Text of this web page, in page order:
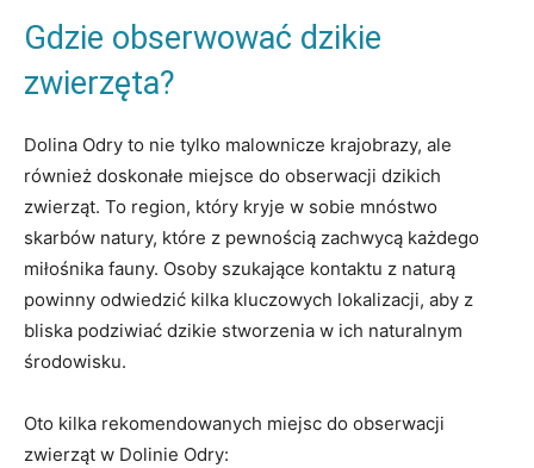
Gdzie obserwować dzikie
zwierzęta?
Dolina Odry to ⁢nie tylko malownicze krajobrazy, ‌ale
również ‌doskonałe​ miejsce do obserwacji dzikich
zwierząt. To​ region,‍ który kryje‌ w sobie mnóstwo‌
skarbów ​natury, które z pewnością zachwycą każdego
miłośnika fauny. ‌Osoby ‌szukające‌ kontaktu ​z⁣ naturą
powinny odwiedzić kilka kluczowych lokalizacji, aby z
bliska ‌podziwiać dzikie ‌stworzenia w⁣ ich naturalnym
środowisku.
Oto kilka rekomendowanych​ miejsc do obserwacji
zwierząt w Dolinie Odry: